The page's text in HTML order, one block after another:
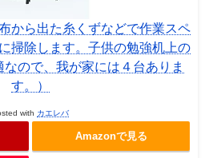
から出た糸くずなどで作業スペ
掃除します。子供の勉強机上の
ので、我が家には４台ありま
す。）
with カエレバ
Amazonで見る